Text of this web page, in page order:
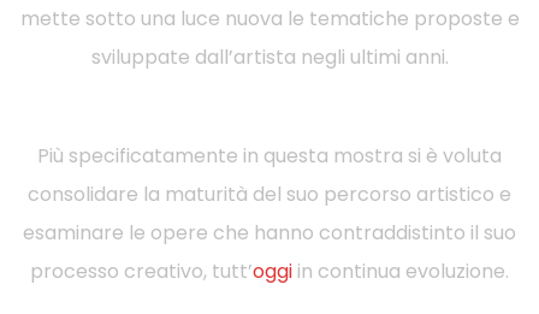
mette sotto una luce nuova le tematiche proposte e
sviluppate dall’artista negli ultimi anni.
Più specificatamente in questa mostra si è voluta
consolidare la maturità del suo percorso artistico e
esaminare le opere che hanno contraddistinto il suo
processo creativo, tutt’oggi in continua evoluzione.